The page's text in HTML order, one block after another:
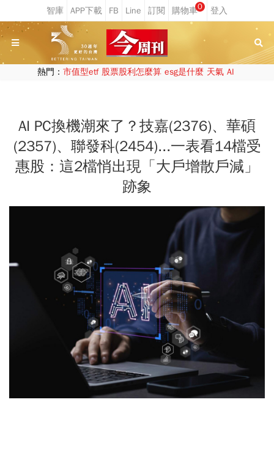
0
熱門： 市值型etf 股票股利怎麼算 esg是什麼 天氣 AI
AI PC換機潮來了？技嘉(2376)、華碩
(2357)、聯發科(2454)...一表看14檔受
惠股：這2檔悄出現「大戶增散戶減」
跡象